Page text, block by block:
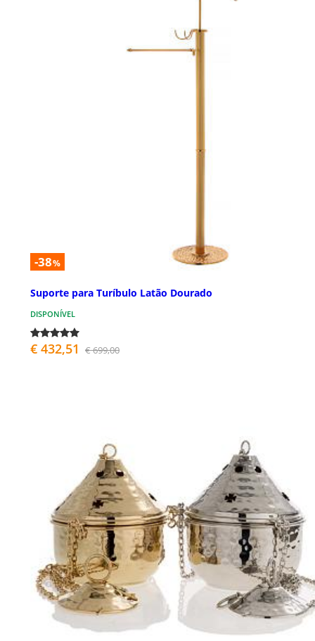
-38%
Suporte para Turíbulo Latão Dourado
DISPONÍVEL
€ 432,51 € 699,00